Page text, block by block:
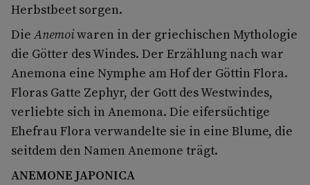
Herbstbeet sorgen.
DieAnemoiwaren in der griechischen Mythologie
die Götter des Windes. Der Erzählung nach war
Anemona eine Nymphe am Hof der Göttin Flora.
Floras Gatte Zephyr, der Gott des Westwindes,
verliebte sich in Anemona. Die eifersüchtige
Ehefrau Flora verwandelte sie in eine Blume, die
seitdem den Namen Anemone trägt.
ANEMONE JAPONICA